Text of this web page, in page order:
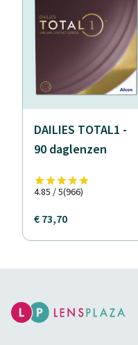
DAILIES TOTAL1 -
90 daglenzen
4.85 / 5(966)
€ 73,70